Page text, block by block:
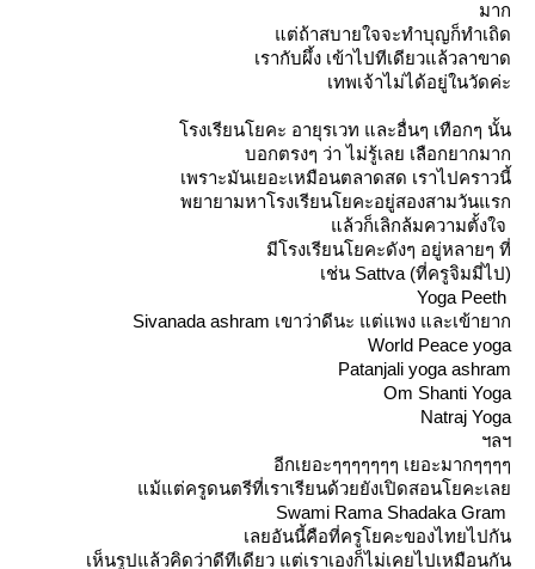
มาก
ต่ถ้าสบายใจจะทำบุญก็ทำเถิด
เรากับผึ้ง เข้าไปทีเดียวแล้วลาขาด
เทพเจ้าไม่ได้อยู่ในวัดค่ะ
รงเรียนโยคะ อายุรเวท และอื่นๆ เทือกๆ นั้น
บอกตรงๆ ว่า ไม่รู้เลย เลือกยากมาก
เพราะมันเยอะเหมือนตลาดสด เราไปคราวนี้
พยายามหาโรงเรียนโยคะอยู่สองสามวันแรก
ล้วก็เลิกล้มความตั้งใจ
มีโรงเรียนโยคะดังๆ อยู่หลายๆ ที่
เช่น Sattva (ที่ครูจิมมี่ไป)
Yoga Peeth
Sivanada ashram เขาว่าดีนะ แต่แพง และเข้ายาก
World Peace yoga
Patanjali yoga ashram
Om Shanti Yoga
Natraj Yoga
ฯลฯ
อีกเยอะๆๆๆๆๆๆๆ เยอะมากๆๆๆๆ
ม้แต่ครูดนตรีที่เราเรียนด้วยยังเปิดสอนโยคะเล
Swami Rama Shadaka Gram
เลยอันนี้คือที่ครูโยคะของไทยไปกัน
เห็นรูปแล้วคิดว่าดีทีเดียว แต่เราเองก็ไม่เคยไปเหมือนกัน